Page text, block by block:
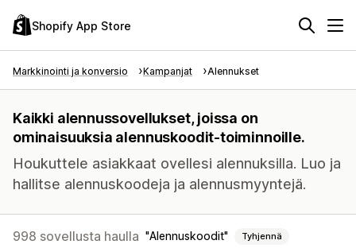
Shopify App Store
Markkinointi ja konversio Kampanjat Alennukset
Kaikki alennussovellukset, joissa on
ominaisuuksia alennuskoodit-toiminnoille.
Houkuttele asiakkaat ovellesi alennuksilla. Luo ja
hallitse alennuskoodeja ja alennusmyyntejä.
998 sovellusta haulla Alennuskoodit Tyhjennä